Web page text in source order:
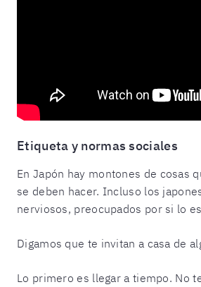
Etiqueta y normas sociales
En Japón hay montones de cosas
se deben hacer. Incluso los
nerviosos, preocupados por si lo
Digamos que te invitan a casa de
Lo primero es llegar a tiempo. No